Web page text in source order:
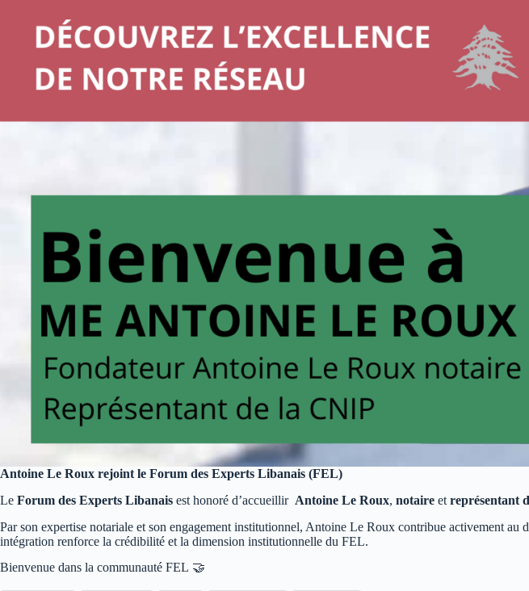
Antoine Le Roux rejoint le Forum des Experts Libanais (FEL)
Le Forum des Experts Libanais est honoré d’accueillir Antoine Le Roux, notaire et représentant
Par son expertise notariale et son engagement institutionnel, Antoine Le Roux contribue activement
intégration renforce la crédibilité et la dimension institutionnelle du FEL.
Bienvenue dans la communauté FEL 🤝